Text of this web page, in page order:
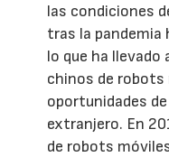
las condiciones
tras la pandemia
lo que ha
chinos de robots
oportunidades
extranjero. En
de robots